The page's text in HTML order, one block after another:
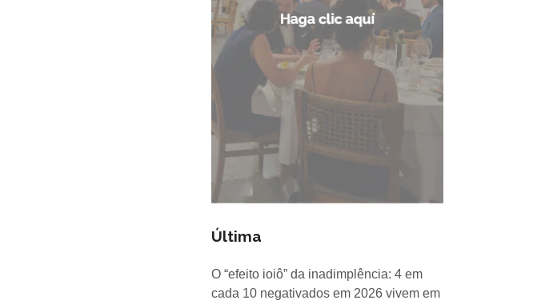
Última
O “efeito ioiô” da inadimplência: 4 em
cada 10 negativados em 2026 vivem em